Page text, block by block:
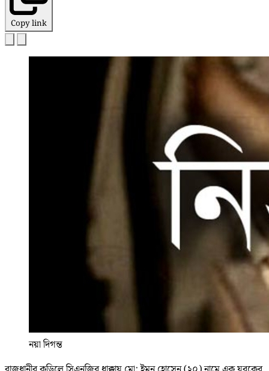
Copy link
নয়া দিগন্ত